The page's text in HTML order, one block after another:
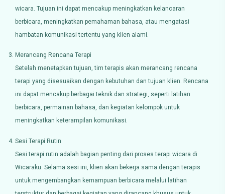
wicara. Tujuan ini dapat mencakup meningkatkan kelancaran
berbicara, meningkatkan pemahaman bahasa, atau mengatasi
hambatan komunikasi tertentu yang klien alami.
Merancang Rencana Terapi
Setelah menetapkan tujuan, tim terapis akan merancang rencana
terapi yang disesuaikan dengan kebutuhan dan tujuan klien. Rencana
ini dapat mencakup berbagai teknik dan strategi, seperti latihan
berbicara, permainan bahasa, dan kegiatan kelompok untuk
meningkatkan keterampilan komunikasi.
Sesi Terapi Rutin
Sesi terapi rutin adalah bagian penting dari proses terapi wicara di
Wicaraku. Selama sesi ini, klien akan bekerja sama dengan terapis
untuk mengembangkan kemampuan berbicara melalui latihan